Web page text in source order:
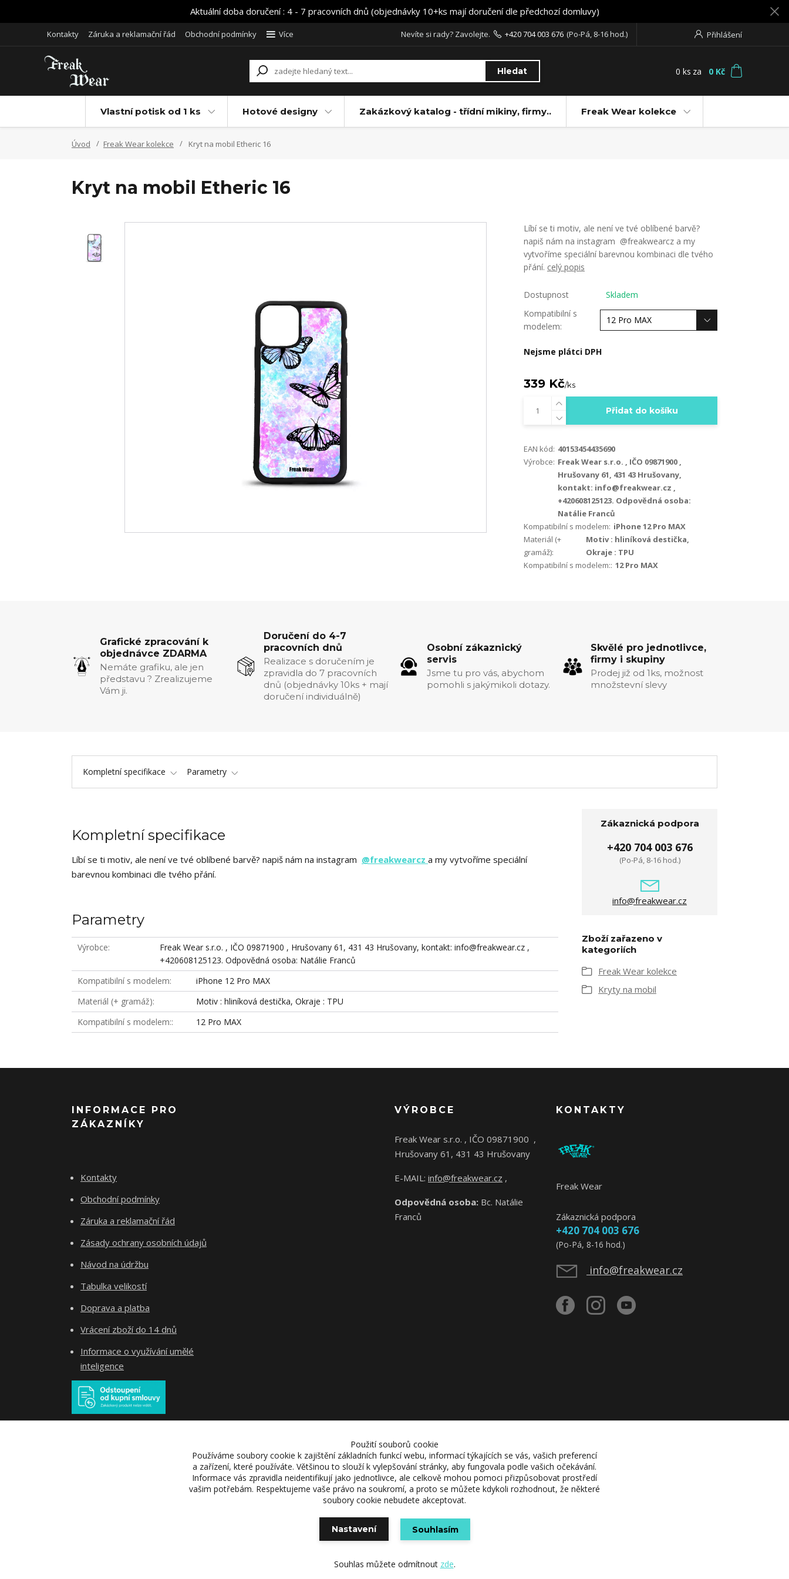
Aktuální doba doručení : 4 - 7 pracovních dnů (objednávky 10+ks mají doručení dle předchozí domluvy)
Kontakty Záruka a reklamační řád Obchodní podmínky Více Přihlášení
Hledat
Nevíte si rady? Zavolejte. +420 704 003 676 (Po-Pá, 8-16 hod.)
0 ks za 0 Kč
Vlastní potisk od 1 ks Hotové designy Zakázkový katalog - třídní mikiny, firmy.. Freak Wear kolekce
Úvod Freak Wear kolekce Kryt na mobil Etheric 16
Kryt na mobil Etheric 16
Líbí se ti motiv, ale není ve tvé oblíbené barvě?
napiš nám na instagram @freakwearcz a my
vytvoříme speciální barevnou kombinaci dle tvého
přání. celý popis
Dostupnost
Skladem
Kompatibilní s
modelem:
Nejsme plátci DPH
339 Kč/ks
Přidat do košíku
EAN kód: 40153454435690
Výrobce: Freak Wear s.r.o. , IČO 09871900 ,
Hrušovany 61, 431 43 Hrušovany,
kontakt: info@freakwear.cz ,
+420608125123. Odpovědná osoba:
Natálie Franců
Kompatibilní s modelem: iPhone 12 Pro MAX
Materiál (+
gramáž):
Motiv : hliníková destička,
Okraje : TPU
Kompatibilní s modelem:: 12 Pro MAX
Grafické zpracování k
objednávce ZDARMA
Nemáte grafiku, ale jen
představu ? Zrealizujeme
Vám ji.
Doručení do 4-7
pracovních dnů
Realizace s doručením je
zpravidla do 7 pracovních
dnů (objednávky 10ks + mají
doručení individuálně)
Osobní zákaznický
servis
Jsme tu pro vás, abychom
pomohli s jakýmikoli dotazy.
Skvělé pro jednotlivce,
firmy i skupiny
Prodej již od 1ks, možnost
množstevní slevy
Kompletní specifikace Parametry
Kompletní specifikace
Líbí se ti motiv, ale není ve tvé oblíbené barvě? napiš nám na instagram @freakwearcz a my vytvoříme speciální
barevnou kombinaci dle tvého přání.
Parametry
Výrobce
Freak Wear s.r.o. , IČO 09871900 , Hrušovany 61, 431 43 Hrušovany, kontakt: info@freakwear.cz ,
+420608125123. Odpovědná osoba: Natálie Franců
Kompatibilní s modelem
iPhone 12 Pro MAX
Materiál (+ gramáž)
Motiv : hliníková destička, Okraje : TPU
Kompatibilní s modelem:
12 Pro MAX
Zákaznická podpora
+420 704 003 676
(Po-Pá, 8-16 hod.)
info@freakwear.cz
Zboží zařazeno v
kategoriích
Freak Wear kolekce
Kryty na mobil
INFORMACE PRO
ZÁKAZNÍKY
Kontakty
Obchodní podmínky
Záruka a reklamační řád
Zásady ochrany osobních údajů
Návod na údržbu
Tabulka velikostí
Doprava a platba
Vrácení zboží do 14 dnů
Informace o využívání umělé
inteligence
VÝROBCE
Freak Wear s.r.o. , IČO 09871900 ,
Hrušovany 61, 431 43 Hrušovany
E-MAIL: info@freakwear.cz ,
Odpovědná osoba: Bc. Natálie
Franců
KONTAKTY
Freak Wear
Zákaznická podpora
+420 704 003 676
(Po-Pá, 8-16 hod.)
info@freakwear.cz
Upravit sběr cookies.
© 2026 Freak Wear všechna práva vyhrazena.
Vytvořeno na
Použití souborů cookie
Používáme soubory cookie k zajištění základních funkcí webu, informací týkajících se vás, vašich preferencí
a zařízení, které používáte. Většinou to slouží k vylepšování stránky, aby fungovala podle vašich očekávání.
Informace vás zpravidla neidentifikují jako jednotlivce, ale celkově mohou pomoci přizpůsobovat prostředí
vašim potřebám. Respektujeme vaše právo na soukromí, a proto se můžete kdykoli rozhodnout, že některé
soubory cookie nebudete akceptovat.
Nastavení Souhlasím
Souhlas můžete odmítnout zde.